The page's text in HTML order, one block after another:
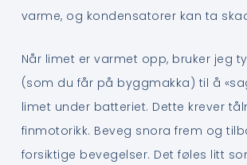
varme, og kondensatorer kan ta
Når limet er varmet opp, bruker jeg
(som du får på byggmakka) til å
limet under batteriet. Dette krever
finmotorikk. Beveg snora frem og
forsiktige bevegelser. Det føles litt